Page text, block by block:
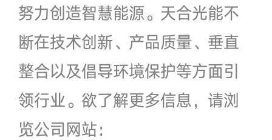
努力创造智慧能源。天合光能不
断在技术创新、产品质量、垂直
整合以及倡导环境保护等方面引
领行业。欲了解更多信息，请浏
览公司网站：